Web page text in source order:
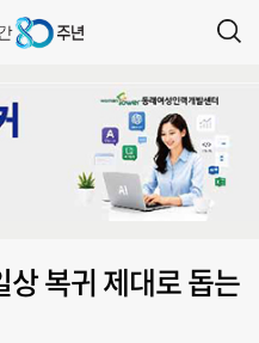
복귀 제대로 돕는